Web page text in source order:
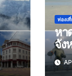
ท่องเ
หา
จัง